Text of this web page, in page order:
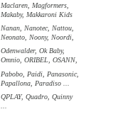
Maclaren, Magformers,
Makaby, Makkaroni Kids
Nanan, Nanotec, Nattou,
Neonato, Noony, Noordi,
Odenwalder, Ok Baby,
Omnio, ORIBEL, OSANN,
Pabobo, Paidi, Panasonic,
Papallona, Paradiso ...
QPLAY, Quadro, Quinny